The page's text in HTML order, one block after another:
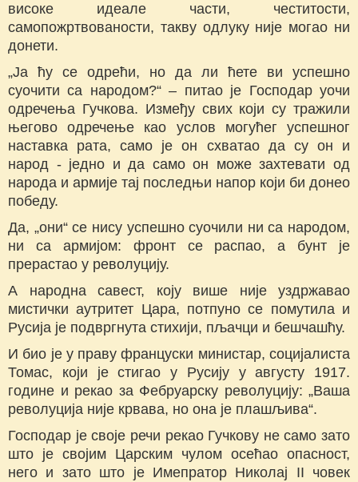
високе идеале части, честитости,
самопожртвованости, такву одлуку није могао ни
донети.
„Ја ћу се одрећи, но да ли ћете ви успешно
суочити са народом?“ – питао је Господар уочи
одречења Гучкова. Између свих који су тражили
његово одречење као услов могућег успешног
наставка рата, само је он схватао да су он и
народ - једно и да само он може захтевати од
народа и армије тај последњи напор који би донео
победу.
Да, „они“ се нису успешно суочили ни са народом,
ни са армијом: фронт се распао, а бунт је
прерастао у револуцију.
А народна савест, коју више није уздржавао
мистички аутритет Цара, потпуно се помутила и
Русија је подвргнута стихији, пљачци и бешчашћу.
И био је у праву француски министар, социјалиста
Томас, који је стигао у Русију у августу 1917.
године и рекао за Фебруарску револуцију: „Ваша
револуција није крвава, но она је плашљива“.
Господар је своје речи рекао Гучкову не само зато
што је својим Царским чулом осећао опасност,
него и зато што је Имепратор Николај II човек